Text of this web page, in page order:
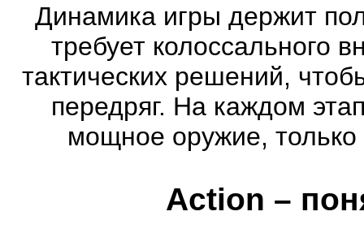
Динамика игры держит
требует колоссального
тактических решений,
передряг. На каждом
мощное оружие, только
Action –